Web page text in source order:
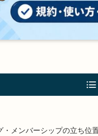
メンバーシップの立ち位